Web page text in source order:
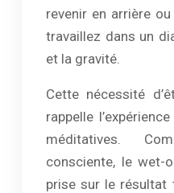
revenir en arrière
travaillez dans un
et la gravité.
Cette nécessité
rappelle
méditatives.
consciente, le wet-
prise sur le